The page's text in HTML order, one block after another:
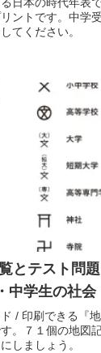
ントです。中学
てください。
とテスト問
中学生の社会
/ 印刷できる『
。７１個の地図
しましょう。